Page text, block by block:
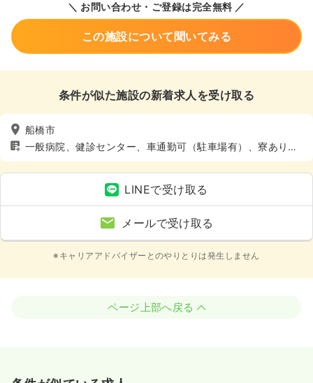
＼ お問い合わせ・ご登録は完全無料 ／
この施設について聞いてみる
条件が似た施設の新着求人を受け取る
船橋市
一般病院、健診センター、車通勤可（駐車場有）、寮あり、
託児所あり
LINEで受け取る
メールで受け取る
※キャリアアドバイザーとのやりとりは発生しません
ページ上部へ戻る